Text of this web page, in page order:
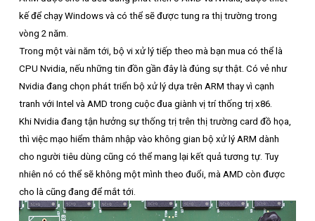
kế để chạy Windows và có thể sẽ được tung ra thị trường trong
vòng 2 năm.
Trong một vài năm tới, bộ vi xử lý tiếp theo mà bạn mua có thể là
CPU Nvidia, nếu những tin đồn gần đây là đúng sự thật. Có vẻ như
Nvidia đang chọn phát triển bộ xử lý dựa trên ARM thay vì cạnh
tranh với Intel và AMD trong cuộc đua giành vị trí thống trị x86.
Khi Nvidia đang tận hưởng sự thống trị trên thị trường card đồ họa,
thì việc mạo hiểm thâm nhập vào không gian bộ xử lý ARM dành
cho người tiêu dùng cũng có thể mang lại kết quả tương tự. Tuy
nhiên nó có thể sẽ không một mình theo đuổi, mà AMD còn được
cho là cũng đang để mắt tới.